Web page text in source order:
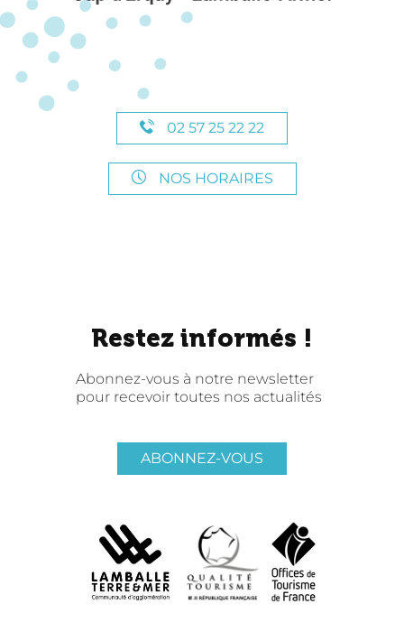
02 57 25 22 22
NOS HORAIRES
Restez informés !
Abonnez-vous à notre newsletter
pour recevoir toutes nos actualités
ABONNEZ-VOUS